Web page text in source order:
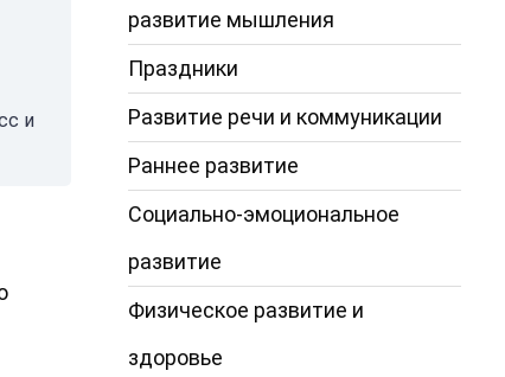
и
развитие мышления
Праздники
Развитие речи и коммуникации
Раннее развитие
Социально-эмоциональное
развитие
Физическое развитие и
здоровье